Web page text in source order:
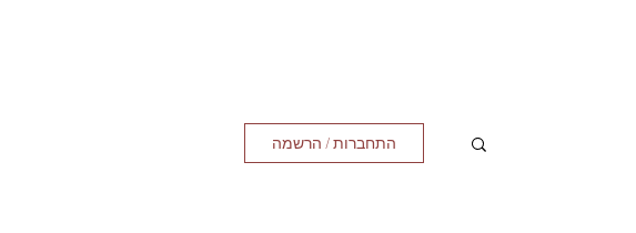
התחברות / הרשמה